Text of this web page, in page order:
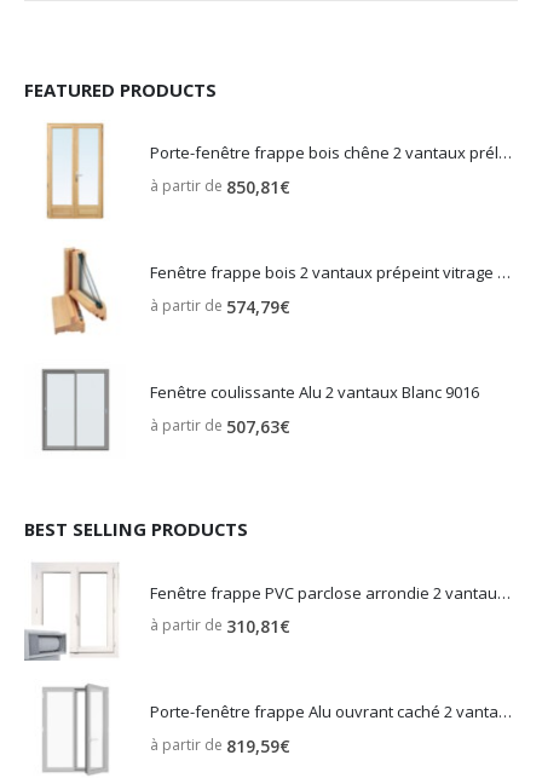
FEATURED PRODUCTS
Porte-fenêtre frappe bois chêne 2 vantaux prélasuré vitrage sécurité
à partir de 850,81€
Fenêtre frappe bois 2 vantaux prépeint vitrage phonique clair
à partir de 574,79€
Fenêtre coulissante Alu 2 vantaux Blanc 9016
à partir de 507,63€
BEST SELLING PRODUCTS
Fenêtre frappe PVC parclose arrondie 2 vantaux gris anthracite 7016 volet roulant intégré
à partir de 310,81€
Porte-fenêtre frappe Alu ouvrant caché 2 vantaux blanc RAL 9016
à partir de 819,59€